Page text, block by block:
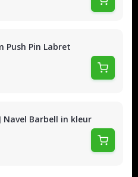
Push Pin Labret
Navel Barbell in kleur